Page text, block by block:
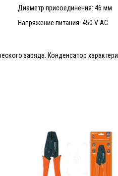
Диаметр присоединения: 46 мм
Напряжение питания: 450 V AC
заряда. Конденсатор